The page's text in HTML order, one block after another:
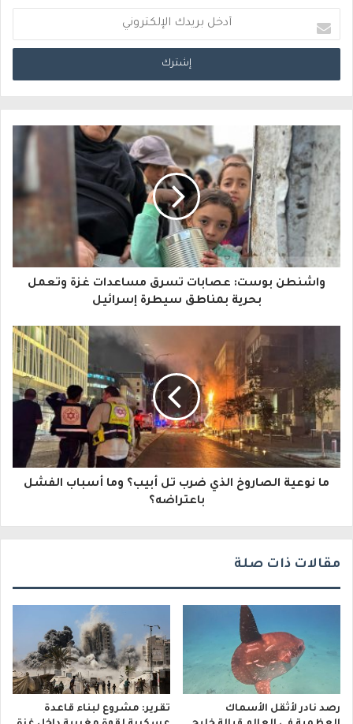
د
خ
ر
د
ك
ا
إ
ت
ر
و
واشنطن بوست: عصابات تسرق مساعدات غزة وتعمل
بحرية بمناطق سيطرة إسرائيل
ما نوعية الصاروخ الذي ضرب تل أبيب؟ وما أسباب الفشل
باعتراضه؟
مقالات ذات صلة
رصد نادر لأثقل الأسماك
تقرير: مشروع لبناء قاعدة